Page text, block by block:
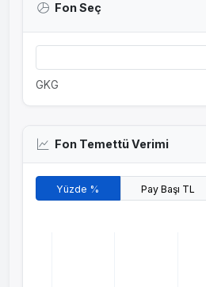
Fon Seç
GKG
Fon Temettü Verimi
Yüzde % Pay Başı TL